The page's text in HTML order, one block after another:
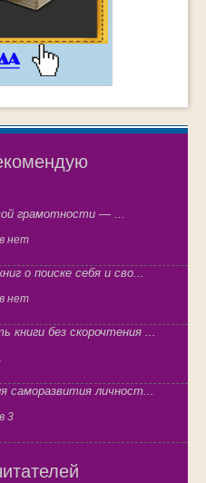
грамотности — ...
нет
о поиске себя и сво...
нет
книги без скорочтения ...
саморазвития личност...
3